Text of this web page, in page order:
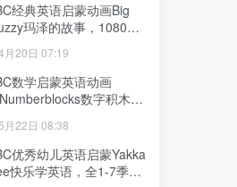
经典英语启蒙动画Big
玛泽的故事，1080P
视频带英文字幕，全套
版和中文版+游戏+PDF
+卡片，百度网盘下载！
月20日 07:19
数学启蒙英语动画
Numberblocks数字积木》
集，1080P高清视频带英
幕，百度网盘下载！
5月22日 08:38
优秀幼儿英语启蒙Yakka
快乐学英语，全1-7季共